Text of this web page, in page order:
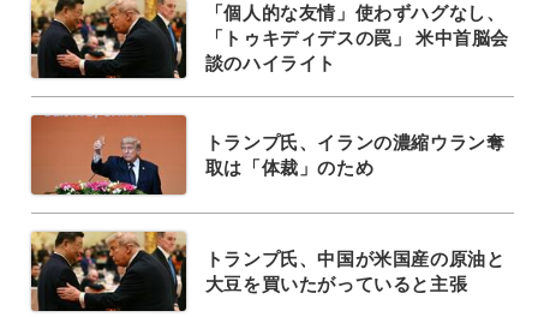
「個人的な友情」使わずハグなし、
「トゥキディデスの罠」 米中首脳会
談のハイライト
トランプ氏、イランの濃縮ウラン奪
取は「体裁」のため
トランプ氏、中国が米国産の原油と
大豆を買いたがっていると主張